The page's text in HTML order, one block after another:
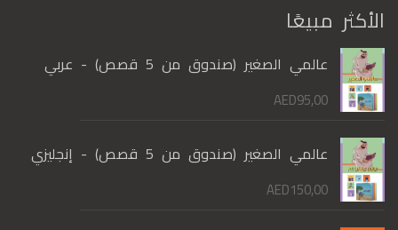
الأكثر مبيعًا
عالمي الصغير (صندوق من 5 قصص) - عربي
AED95,00
عالمي الصغير (صندوق من 5 قصص) - إنجليزي
AED150,00